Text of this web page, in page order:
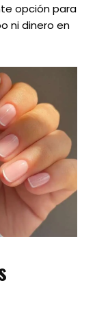
opción para
ni dinero en